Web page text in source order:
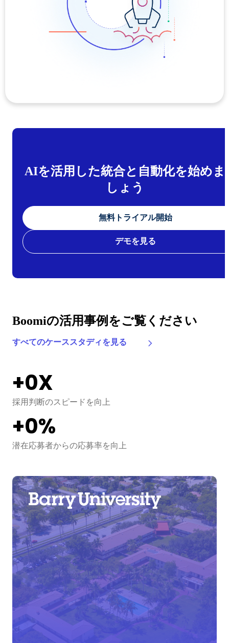
AIを活用した統合と自動化を始めま
しょう
無料トライアル開始
デモを見る
Boomiの活用事例をご覧ください
すべてのケーススタディを見る
+0X
採用判断のスピードを向上
+0%
潜在応募者からの応募率を向上
+0B
百万ドルの収益を創出
0
わずか3か月で実現した統合の数
0degree
採用判断の決定スピードを向上
Real-time
潜在応募者からの応募率を向上